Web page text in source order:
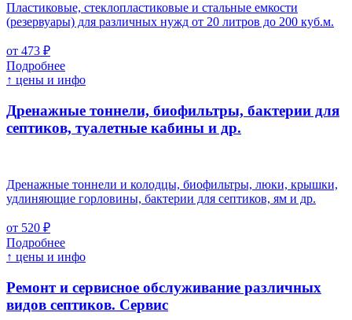
Пластиковые, стеклопластиковые и стальные емкости
(резервуары) для различных нужд от 20 литров до 200 куб.м.
от 473 ₽
Подробнее
↑ цены и инфо
Дренажные тоннели, биофильтры, бактерии для
септиков, туалетные кабины и др.
Дренажные тоннели и колодцы, биофильтры, люки, крышки,
удлиняющие горловины, бактерии для септиков, ям и др.
от 520 ₽
Подробнее
↑ цены и инфо
Ремонт и сервисное обслуживание различных
видов септиков. Сервис